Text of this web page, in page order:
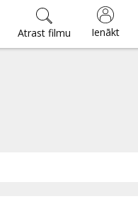
Ienākt
Atrast filmu